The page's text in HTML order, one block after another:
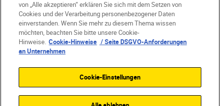
Cookie-Einstellungen
© 2026 Nikon
von „Alle akzeptieren“ erklären Sie sich mit dem Setzen von
Cookies und der Verarbeitung personenbezogener Daten
einverstanden. Wenn Sie mehr zu diesem Thema wissen
möchten, beachten Sie bitte unsere Cookie-
Hinweise. Cookie-Hinweise / Seite DSGVO-Anforderungen
an Unternehmen
Cookie-Einstellungen